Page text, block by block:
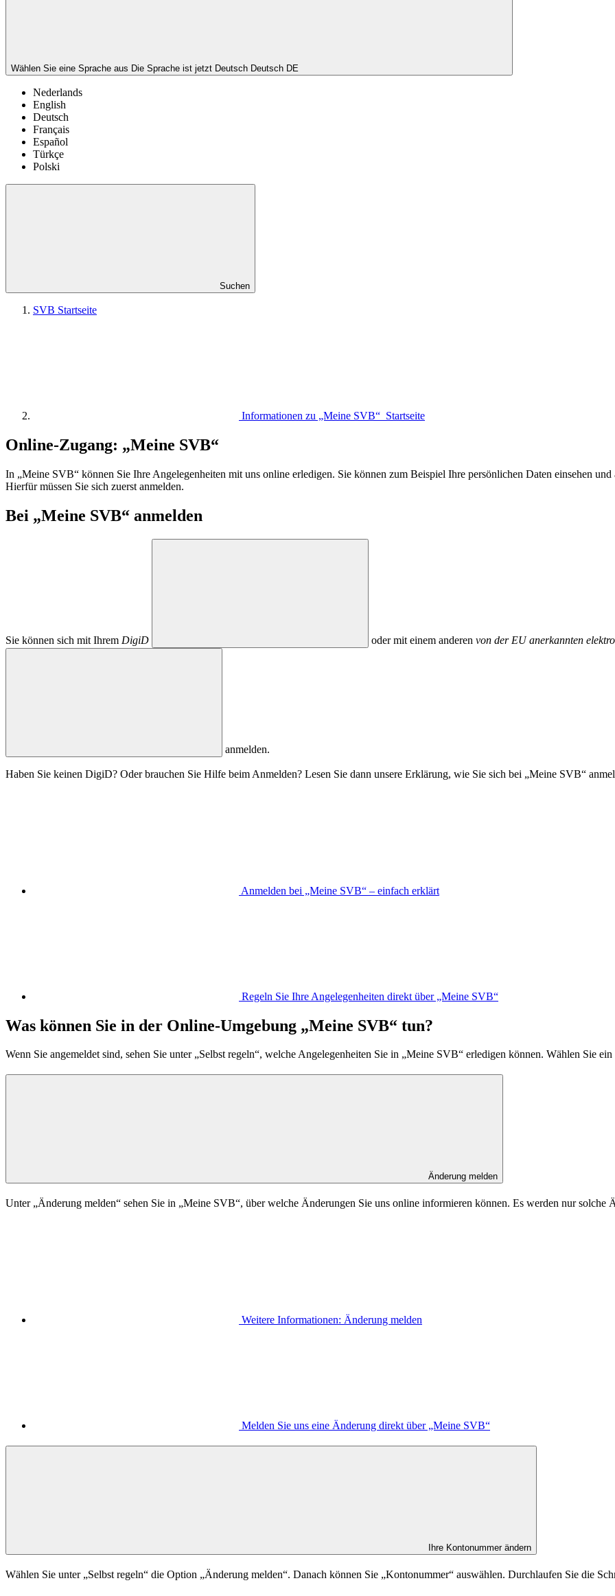
Wählen Sie eine Sprache aus Die Sprache ist jetzt Deutsch Deutsch DE
Nederlands
English
Deutsch
Français
Español
Türkçe
Polski
Suchen
SVB Startseite
Informationen zu „Meine SVB“ Startseite
Online-Zugang: „Meine SVB“
In „Meine SVB“ können Sie Ihre Angelegenheiten mit uns online erledigen. Sie können zum Beispiel Ihre persönlichen Daten einsehen
Hierfür müssen Sie sich zuerst anmelden.
Bei „Meine SVB“ anmelden
Sie können sich mit Ihrem DigiD oder mit einem anderen von der EU anerkannten
anmelden.
Haben Sie keinen DigiD? Oder brauchen Sie Hilfe beim Anmelden? Lesen Sie dann unsere Erklärung, wie Sie sich bei „Meine SVB“
Anmelden bei „Meine SVB“ – einfach erklärt
Regeln Sie Ihre Angelegenheiten direkt über „Meine SVB“
Was können Sie in der Online-Umgebung „Meine SVB“ tun?
Wenn Sie angemeldet sind, sehen Sie unter „Selbst regeln“, welche Angelegenheiten Sie in „Meine SVB“ erledigen können. Wählen Sie
Änderung melden
Unter „Änderung melden“ sehen Sie in „Meine SVB“, über welche Änderungen Sie uns online informieren können. Es werden nur
Weitere Informationen: Änderung melden
Melden Sie uns eine Änderung direkt über „Meine SVB“
Ihre Kontonummer ändern
Wählen Sie unter „Selbst regeln“ die Option „Änderung melden“. Danach können Sie „Kontonummer“ auswählen. Durchlaufen Sie die